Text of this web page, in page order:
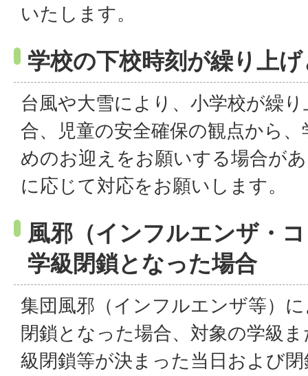
いたします。
学校の下校時刻が繰り上
台風や大雪により、小学校が繰
合、児童の安全確保の観点から
めのお迎えをお願いする場合が
に応じて対応をお願いします。
風邪（インフルエンザ・
学級閉鎖となった場合
集団風邪（インフルエンザ等）
閉鎖となった場合、対象の学級
級閉鎖等が決まった当日および